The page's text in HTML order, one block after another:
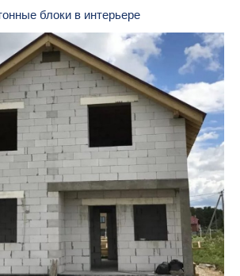
блоки в интерьере